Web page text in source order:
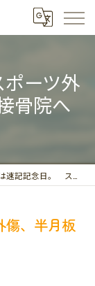
ーツ外
骨院へ
日。 スポーツ外傷、半月板損傷は庄内接骨院へ
、半月板